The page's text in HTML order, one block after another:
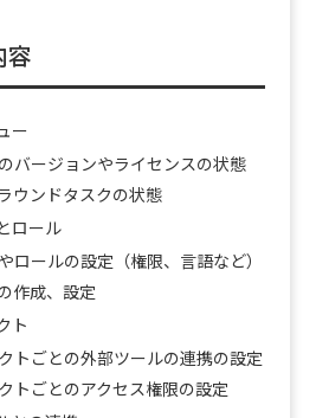
容
ー
バージョンやライセンスの状態
ウンドタスクの状態
ロール
ロールの設定（権限、言語など）
作成、設定
ト
トごとの外部ツールの連携の設定
トごとのアクセス権限の設定